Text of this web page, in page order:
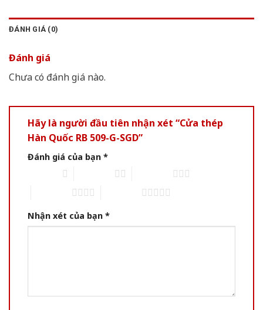
ĐÁNH GIÁ (0)
Đánh giá
Chưa có đánh giá nào.
Hãy là người đầu tiên nhận xét “Cửa thép
Hàn Quốc RB 509-G-SGD”
Đánh giá của bạn *
Nhận xét của bạn *